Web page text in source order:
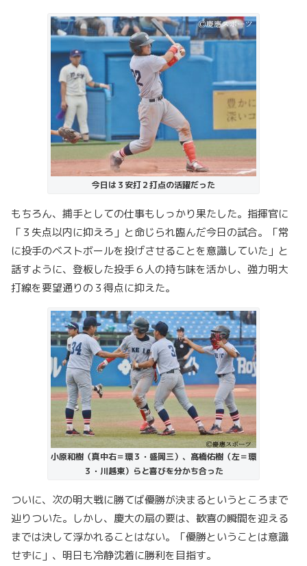
今日は３安打２打点の活躍だった
もちろん、捕手としての仕事もしっかり果たした。指揮官に
「３失点以内に抑えろ」と命じられ臨んだ今日の試合。「常
に投手のベストボールを投げさせることを意識していた」と
話すように、登板した投手６人の持ち味を活かし、強力明大
打線を要望通りの３得点に抑えた。
小原和樹（真中右＝環３・盛岡三）、髙橋佑樹（左＝環
３・川越東）らと喜びを分かち合った
ついに、次の明大戦に勝てば優勝が決まるというところまで
辿りついた。しかし、慶大の扇の要は、歓喜の瞬間を迎える
までは決して浮かれることはない。「優勝ということは意識
せずに」、明日も冷静沈着に勝利を目指す。